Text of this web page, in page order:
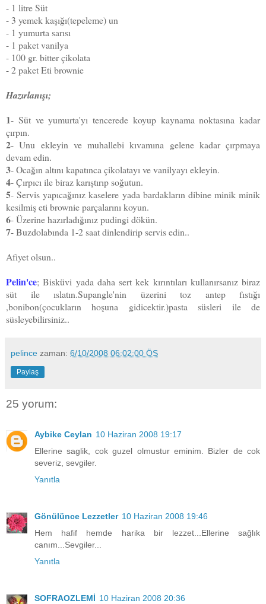
- 1 litre Süt
- 3 yemek kaşığı(tepeleme) un
- 1 yumurta sarısı
- 1 paket vanilya
- 100 gr. bitter çikolata
- 2 paket Eti brownie
Hazırlanışı;
1- Süt ve yumurta'yı tencerede koyup kaynama noktasına kadar
çırpın.
2- Unu ekleyin ve muhallebi kıvamına gelene kadar çırpmaya
devam edin.
3- Ocağın altını kapatınca çikolatayı ve vanilyayı ekleyin.
4- Çırpıcı ile biraz karıştırıp soğutun.
5- Servis yapıcağınız kaselere yada bardakların dibine minik minik
kesilmiş eti brownie parçalarını koyun.
6- Üzerine hazırladığınız pudingi dökün.
7- Buzdolabında 1-2 saat dinlendirip servis edin..
Afiyet olsun..
Pelin'ce; Bisküvi yada daha sert kek kırıntıları kullanırsanız biraz
süt ile ıslatın.Supangle'nin üzerini toz antep fıstığı
,bonibon(çocukların hoşuna gidicektir.)pasta süsleri ile de
süsleyebilirsiniz..
pelince zaman: 6/10/2008 06:02:00 ÖS
Paylaş
25 yorum:
Aybike Ceylan 10 Haziran 2008 19:17
Ellerine saglik, cok guzel olmustur eminim. Bizler de cok
severiz, sevgiler.
Yanıtla
Gönülünce Lezzetler 10 Haziran 2008 19:46
Hem hafif hemde harika bir lezzet...Ellerine sağlık
canım...Sevgiler...
Yanıtla
SOFRAOZLEMİ 10 Haziran 2008 20:36